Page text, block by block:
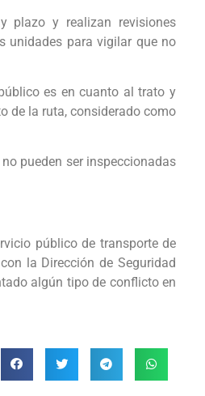
plazo y realizan revisiones
unidades para vigilar que no
es en cuanto al trato y
de la ruta, considerado como
pueden ser inspeccionadas
público de transporte de
la Dirección de Seguridad
algún tipo de conflicto en